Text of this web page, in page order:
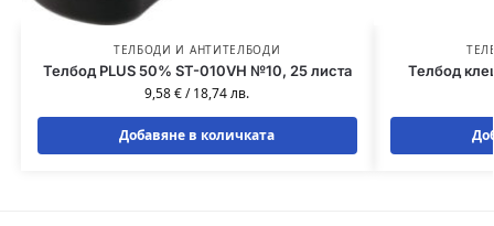
ТЕЛБОДИ И АНТИТЕЛБОДИ
Телбод PLUS 50% ST-010VH №10, 25 листа
9,58€/18,74лв.
Добавяне в количката
Телбод